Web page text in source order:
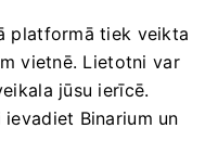
platformā tiek veikta
vietnē. Lietotni var
jūsu ierīcē.
Binarium un